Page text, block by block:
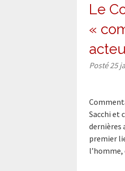
Le
«
Posté25
Sacchi et
dernières
premier